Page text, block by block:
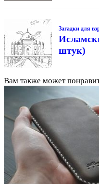
Загадки для
штук)
Вам также может